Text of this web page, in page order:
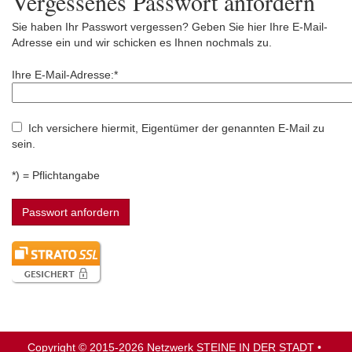
Sie haben Ihr Passwort vergessen? Geben Sie hier Ihre E-Mail-
Adresse ein und wir schicken es Ihnen nochmals zu.
Ihre E-Mail-Adresse:*
Ich versichere hiermit, Eigentümer der genannten E-Mail zu
sein.
*) = Pflichtangabe
Copyright © 2015-2026 Netzwerk STEINE IN DER STADT •